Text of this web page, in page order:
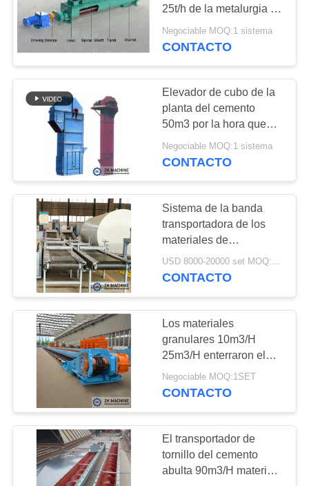
CALIDAD
ÉNTRENOS
EN
CONTACTO
NOTICIAS
PIDA
UNA
CITA
MAPA
DEL
SITIO
POLÍTICA
DE
PRIVACIDAD
amoladora del
molino de bola
69
Equipo de la
granulación
Equipo de la
calcinación
119
25t/h de la metalurgia de
la escala media
Negociable MOQ:1 sistema
CONTACTO
Elevador de cubo de la
planta del cemento
50m3 por la hora que
transporta el equipo
Negociable MOQ:1 sistema
CONTACTO
Sistema de la banda
transportadora de los
materiales de
construcción de la
escala media 217m3/h
USD 8000-20000 set MOQ:1 sistema
CONTACTO
Los materiales
granulares 10m3/H
25m3/H enterraron el
transportador del
raspador
Negociable MOQ:1SET
CONTACTO
El transportador de
tornillo del cemento
abulta 90m3/H material